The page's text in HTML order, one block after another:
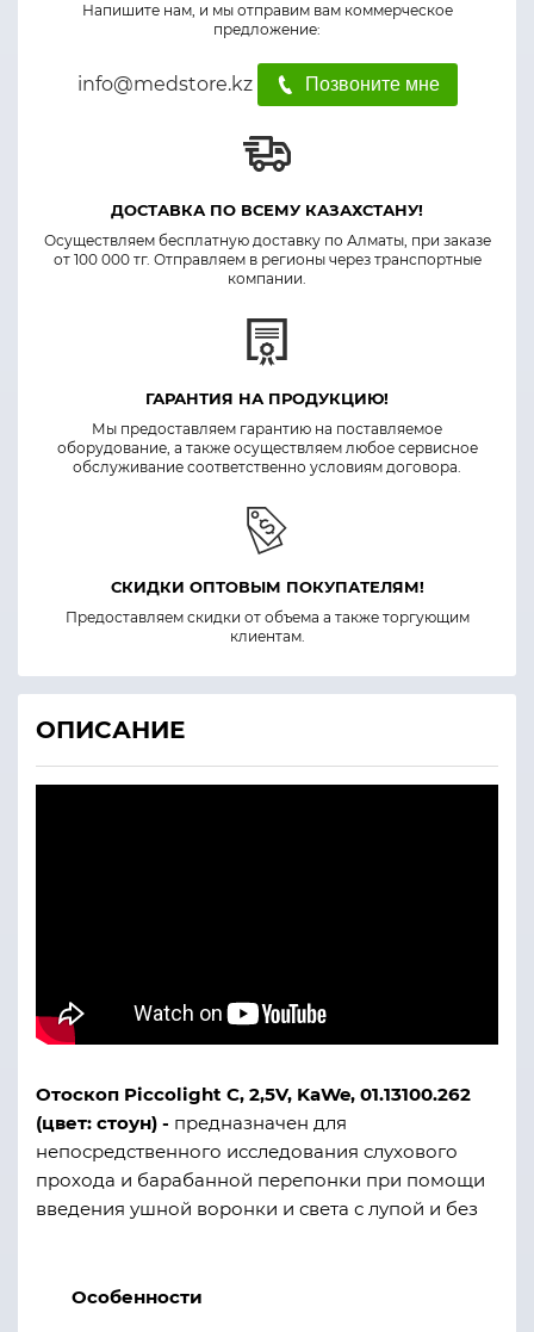
Напишите нам, и мы отправим вам коммерческое
предложение:
info@medstore.kz Позвоните мне
ДОСТАВКА ПО ВСЕМУ КАЗАХСТАНУ!
Осуществляем бесплатную доставку по Алматы, при заказе
от 100 000 тг. Отправляем в регионы через транспортные
компании.
ГАРАНТИЯ НА ПРОДУКЦИЮ!
Мы предоставляем гарантию на поставляемое
оборудование, а также осуществляем любое сервисное
обслуживание соответственно условиям договора.
СКИДКИ ОПТОВЫМ ПОКУПАТЕЛЯМ!
Предоставляем скидки от объема а также торгующим
клиентам.
ОПИСАНИЕ
Отоскоп Piccolight C, 2,5V, KaWe, 01.13100.262
(цвет: стоун) - предназначен для
непосредственного исследования слухового
прохода и барабанной перепонки при помощи
введения ушной воронки и света с лупой и без
Особенности